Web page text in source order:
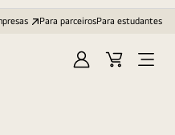
Para parceirosPara estudantes
EntrarCarrinhoOpen